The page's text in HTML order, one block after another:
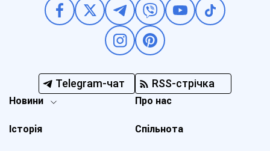
Telegram-чат RSS-стрічка
Новини
Історія
Про нас
Спільнота